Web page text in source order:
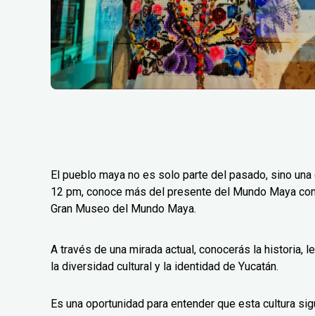
El pueblo maya no es solo parte del pasado, sino
12 pm, conoce más del presente del Mundo Maya
Gran Museo del Mundo Maya.
A través de una mirada actual, conocerás la historia,
la diversidad cultural y la identidad de Yucatán.
Es una oportunidad para entender que esta cultura